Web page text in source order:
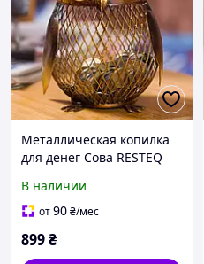
Металлическая копилка
для денег Сова RESTEQ
Совушка металл.
Декоративная копилка
В наличии
от90₴/мес
899₴